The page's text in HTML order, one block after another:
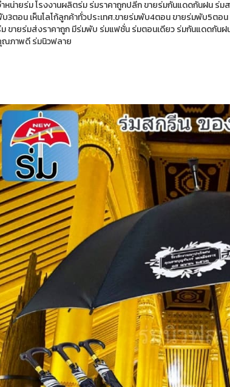
หน่ายร่ม โรงงานผลิตร่ม ร่มราคาถูกปลีก ขายร่มกันแดดกันฝน ร่
3ตอน เห็นโลโก้ลูกค้าทั่วประเทศ.ขายร่มพับ4ตอน ขายร่มพับ5ตอ
ขายร่มส่งราคาถูก มีร่มพับ ร่มแฟชั่น ร่มตอนเดียว ร่มกันแดดกัน
ภาพดี ร่มนิวฟลาย